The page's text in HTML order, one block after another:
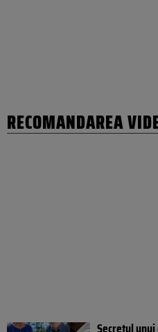
RECOMANDAREA